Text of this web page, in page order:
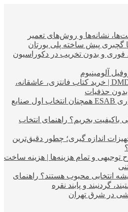
گچبری پیش ساخته پلی یورتان
و بدون تخریب در دکوراسیون
آلومینیوم
فروشگاه کتاب DMDBook | خرید کتاب فانتزی، عاشقانه،
حذفیات
چرا محصولات جوشکاری ESAB همچنان انتخاب اول صنایع
باکیفیت بخریم؟ راهنمای انتخاب
اندازه گیری؛ چطور دقیق‌ترین
توجیهی و تمام هزینه‌ها | هزینه ساخت
انتخابی محبوب هستند؟ راهنمای
گردنبند و پابند نقره
در شرق تهران